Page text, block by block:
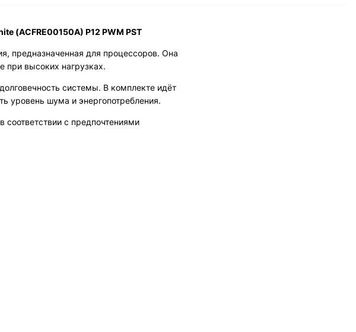
(ACFRE00150A) P12 PWM PST
предназначенная для процессоров. Она
при высоких нагрузках.
системы. В комплекте идёт
уровень шума и энергопотребления.
с предпочтениями